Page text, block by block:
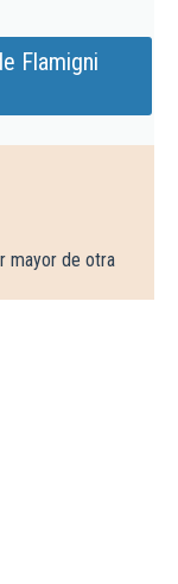
Flamigni
mayor de otra